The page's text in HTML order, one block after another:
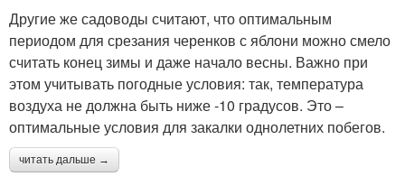
Другие же садоводы считают, что оптимальным
периодом для срезания черенков с яблони можно смело
считать конец зимы и даже начало весны. Важно при
этом учитывать погодные условия: так, температура
воздуха не должна быть ниже -10 градусов. Это –
оптимальные условия для закалки однолетних побегов.
читать дальше →